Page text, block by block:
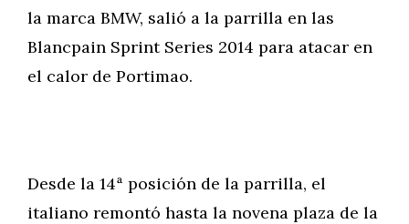
la marca BMW, salió a la parrilla en las
Blancpain Sprint Series 2014 para atacar en
el calor de Portimao.
Desde la 14ª posición de la parrilla, el
italiano remontó hasta la novena plaza de la